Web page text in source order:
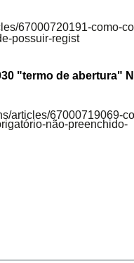
67000720191-como-
possuir-regist
"termo de abertura"
articles/67000719069-
não-preenchido-